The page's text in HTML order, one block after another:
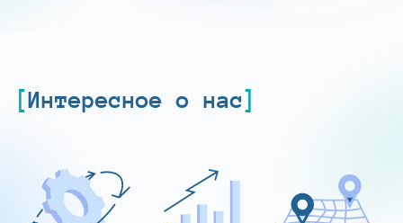
Интересное о нас